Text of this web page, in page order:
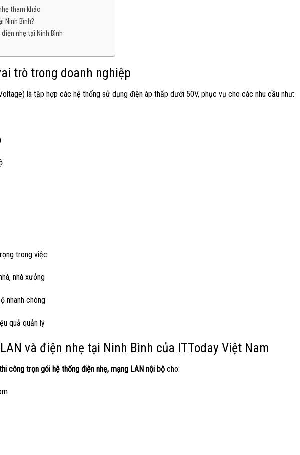
tham khảo
Ninh Bình?
nhẹ tại Ninh Bình
trò trong doanh nghiệp
là tập hợp các hệ thống sử dụng điện áp thấp dưới 50V, phục vụ cho các nhu cầu như:
trong việc:
nhà xưởng
nhanh chóng
quả quản lý
và điện nhẹ tại Ninh Bình của ITToday Việt Nam
thi công trọn gói hệ thống điện nhẹ, mạng LAN nội bộ cho: